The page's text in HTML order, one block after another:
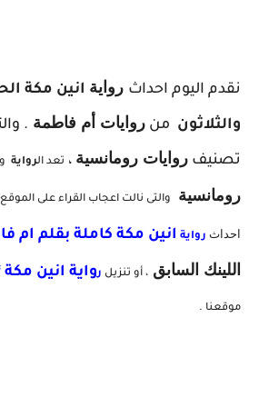
نقدم اليوم احداث ر واية انين مكة
والثلاثون من روايات أم فاطمة .
تصنيف روايات رومانسية ، تعد الرواية
رومانسية والتى نالت اعجاب القراء على الموقع
احداث رواية انين مكة كاملة بقلم ام
اللينك السابق ، أو تنزيل رواية انين مكة pdf كاملة
موقعنا .